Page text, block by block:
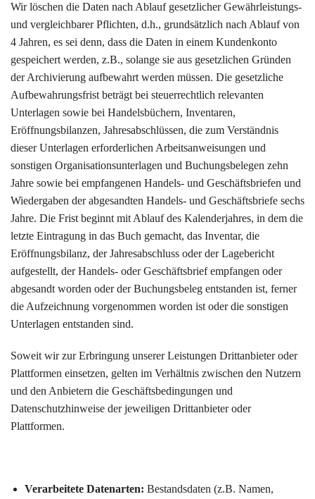
Wir löschen die Daten nach Ablauf gesetzlicher Gewährleistungs-
und vergleichbarer Pflichten, d.h., grundsätzlich nach Ablauf von
4 Jahren, es sei denn, dass die Daten in einem Kundenkonto
gespeichert werden, z.B., solange sie aus gesetzlichen Gründen
der Archivierung aufbewahrt werden müssen. Die gesetzliche
Aufbewahrungsfrist beträgt bei steuerrechtlich relevanten
Unterlagen sowie bei Handelsbüchern, Inventaren,
Eröffnungsbilanzen, Jahresabschlüssen, die zum Verständnis
dieser Unterlagen erforderlichen Arbeitsanweisungen und
sonstigen Organisationsunterlagen und Buchungsbelegen zehn
Jahre sowie bei empfangenen Handels- und Geschäftsbriefen und
Wiedergaben der abgesandten Handels- und Geschäftsbriefe sechs
Jahre. Die Frist beginnt mit Ablauf des Kalenderjahres, in dem die
letzte Eintragung in das Buch gemacht, das Inventar, die
Eröffnungsbilanz, der Jahresabschluss oder der Lagebericht
aufgestellt, der Handels- oder Geschäftsbrief empfangen oder
abgesandt worden oder der Buchungsbeleg entstanden ist, ferner
die Aufzeichnung vorgenommen worden ist oder die sonstigen
Unterlagen entstanden sind.
Soweit wir zur Erbringung unserer Leistungen Drittanbieter oder
Plattformen einsetzen, gelten im Verhältnis zwischen den Nutzern
und den Anbietern die Geschäftsbedingungen und
Datenschutzhinweise der jeweiligen Drittanbieter oder
Plattformen.
Verarbeitete Datenarten: Bestandsdaten (z.B. Namen,